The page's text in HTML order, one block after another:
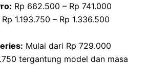
Rp 662.500 – Rp 741.000
1.193.750 – Rp 1.336.500
Mulai dari Rp 729.000
tergantung model dan masa